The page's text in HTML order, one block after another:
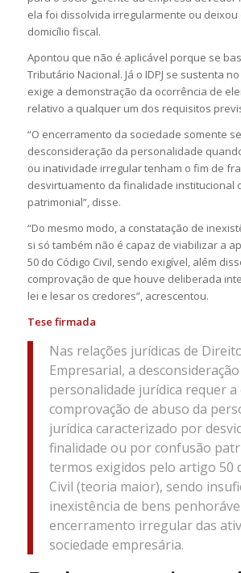
ela foi dissolvida irregularmente ou
domicílio fiscal.
Apontou que não é aplicável porque se
Tributário Nacional. Já o IDPJ se sustenta
exige a demonstração da ocorrência de
relativo a qualquer um dos requisitos
“O encerramento da sociedade somente
desconsideração da personalidade
ou inatividade irregular tenham o fim de
desvirtuamento da finalidade institucional
patrimonial”, disse.
“Do mesmo modo, a constatação de
si só também não é capaz de viabilizar a
50 do Código Civil, sendo exigível, além
comprovação de que houve deliberada
lei e lesar os credores”, acrescentou.
Tese firmada
Nas relações jurídicas de
Empresarial, a
personalidade jurídica requer a
comprovação de abuso da
jurídica caracterizado por
finalidade ou por confusão
termos exigidos pelo artigo 50
Civil (teoria maior), sendo
inexistência de bens
encerramento irregular das
sociedade empresária.